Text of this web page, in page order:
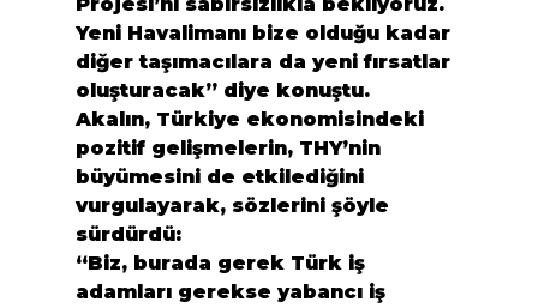
Yeni Havalimanı bize olduğu kadar
diğer taşımacılara da yeni fırsatlar
oluşturacak” diye konuştu.
Akalın, Türkiye ekonomisindeki
pozitif gelişmelerin, THY’nin
büyümesini de etkilediğini
vurgulayarak, sözlerini şöyle
sürdürdü:
“Biz, burada gerek Türk iş
adamları gerekse yabancı iş